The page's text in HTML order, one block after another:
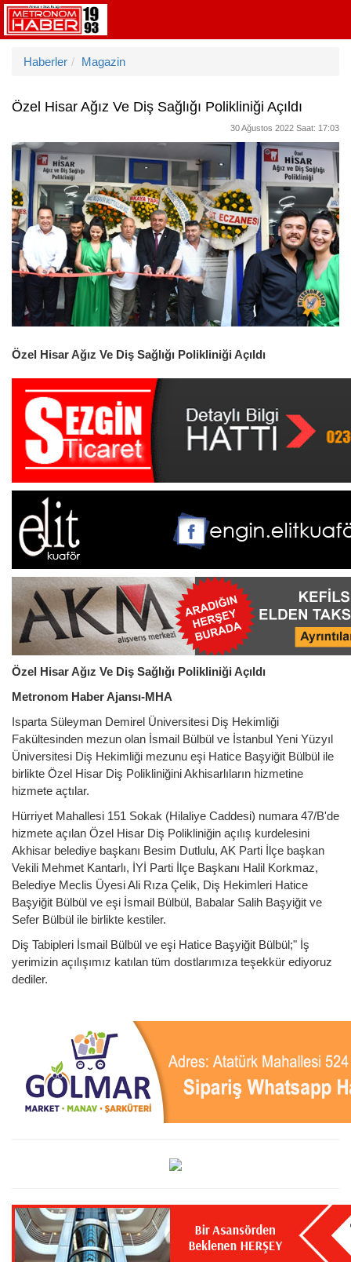
Haberler Magazin
Özel Hisar Ağız Ve Diş Sağlığı Polikliniği Açıldı
30 Ağustos 2022 Saat: 17:03
Özel Hisar Ağız Ve Diş Sağlığı Polikliniği Açıldı
Özel Hisar Ağız Ve Diş Sağlığı Polikliniği Açıldı
Metronom Haber Ajansı-MHA
Isparta Süleyman Demirel Üniversitesi Diş Hekimliği
Fakültesinden mezun olan İsmail Bülbül ve İstanbul Yeni Yüzyıl
Üniversitesi Diş Hekimliği mezunu eşi Hatice Başyiğit Bülbül ile
birlikte Özel Hisar Diş Polikliniğini Akhisarlıların hizmetine
hizmete açtılar.
Hürriyet Mahallesi 151 Sokak (Hilaliye Caddesi) numara 47/B'de
hizmete açılan Özel Hisar Diş Polikliniğin açılış kurdelesini
Akhisar belediye başkanı Besim Dutlulu, AK Parti İlçe başkan
Vekili Mehmet Kantarlı, İYİ Parti İlçe Başkanı Halil Korkmaz,
Belediye Meclis Üyesi Ali Rıza Çelik, Diş Hekimleri Hatice
Başyiğit Bülbül ve eşi İsmail Bülbül, Babalar Salih Başyiğit ve
Sefer Bülbül ile birlikte kestiler.
Diş Tabipleri İsmail Bülbül ve eşi Hatice Başyiğit Bülbül;" İş
yerimizin açılışımız katılan tüm dostlarımıza teşekkür ediyoruz
dediler.